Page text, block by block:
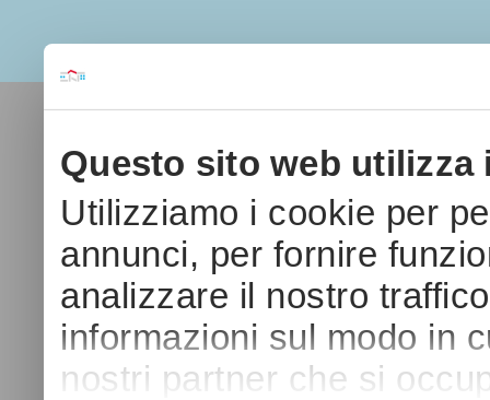
Questo sito web utilizza
Utilizziamo i cookie per
annunci, per fornire
analizzare il nostro
informazioni sul modo in
nostri partner che si